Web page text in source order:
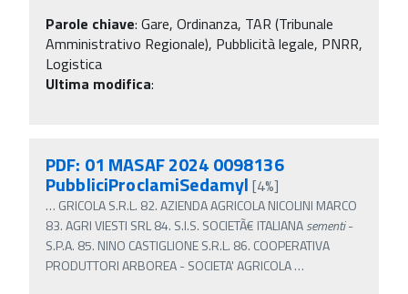
Parole chiave: Gare, Ordinanza, TAR (Tribunale
Amministrativo Regionale), Pubblicità legale, PNRR,
Logistica
Ultima modifica:
PDF: 01 MASAF 2024 0098136
PubbliciProclamiSedamyl [4%]
… GRICOLA S.R.L. 82. AZIENDA AGRICOLA NICOLINI MARCO
83. AGRI VIESTI SRL 84. S.I.S. SOCIETÃ€ ITALIANAsementi-
S.P.A. 85. NINO CASTIGLIONE S.R.L. 86. COOPERATIVA
PRODUTTORI ARBOREA - SOCIETA' AGRICOLA…